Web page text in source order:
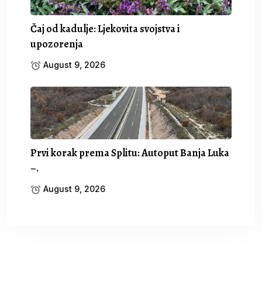
Čaj od kadulje: Ljekovita svojstva i
upozorenja
August 9, 2026
Prvi korak prema Splitu: Autoput Banja Luka
–.
August 9, 2026